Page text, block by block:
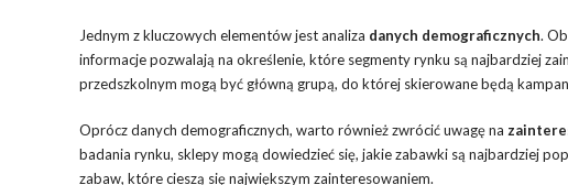
Jednym z kluczowych elementów jest analiza danych demograficznych.
informacje pozwalają na określenie, które segmenty rynku są najbardziej
przedszkolnym mogą być główną grupą, do której skierowane będą
Oprócz danych demograficznych, warto również zwrócić uwagę na
badania rynku, sklepy mogą dowiedzieć się, jakie zabawki są najbardziej
zabaw, które cieszą się największym zainteresowaniem.